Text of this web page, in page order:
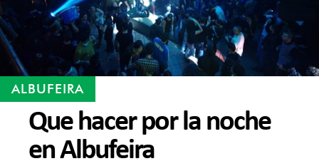
ALBUFEIRA
Que hacer por la noche
en Albufeira